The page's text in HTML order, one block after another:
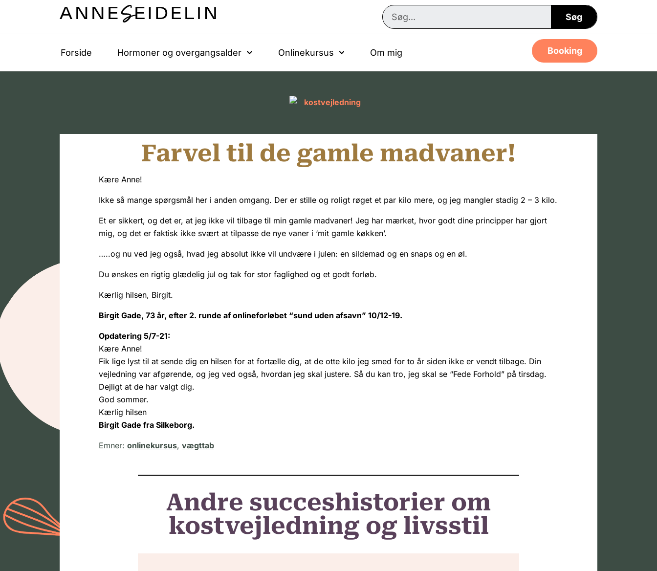
Søg
Forside Hormoner og overgangsalder Onlinekursus Om mig Booking
Farvel til de gamle madvaner!
Kære Anne!
Ikke så mange spørgsmål her i anden omgang. Der er stille og roligt røget et par kilo mere, og jeg mangler stadig 2 – 3 kilo.
Et er sikkert, og det er, at jeg ikke vil tilbage til min gamle madvaner! Jeg har mærket, hvor godt dine principper har gjort
mig, og det er faktisk ikke svært at tilpasse de nye vaner i ‘mit gamle køkken’.
…..og nu ved jeg også, hvad jeg absolut ikke vil undvære i julen: en sildemad og en snaps og en øl.
Du ønskes en rigtig glædelig jul og tak for stor faglighed og et godt forløb.
Kærlig hilsen, Birgit.
Birgit Gade, 73 år, efter 2. runde af onlineforløbet “sund uden afsavn” 10/12-19.
Opdatering 5/7-21:
Kære Anne!
Fik lige lyst til at sende dig en hilsen for at fortælle dig, at de otte kilo jeg smed for to år siden ikke er vendt tilbage. Din
vejledning var afgørende, og jeg ved også, hvordan jeg skal justere. Så du kan tro, jeg skal se “Fede Forhold” på tirsdag.
Dejligt at de har valgt dig.
God sommer.
Kærlig hilsen
Birgit Gade fra Silkeborg.
Emner: onlinekursus, vægttab
Andre succeshistorier om
kostvejledning og livsstil